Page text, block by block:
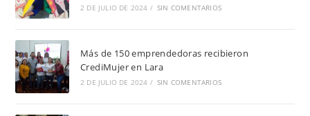
2 DE JULIO DE 2024 / SIN COMENTARIOS
Más de 150 emprendedoras recibieron
CrediMujer en Lara
2 DE JULIO DE 2024 / SIN COMENTARIOS